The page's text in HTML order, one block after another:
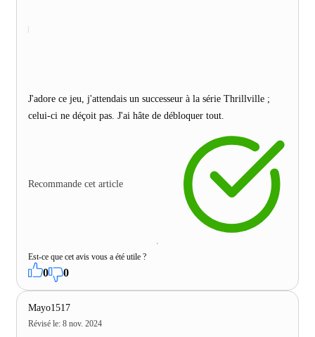
J'adore ce jeu, j'attendais un successeur à la série Thrillville ;
celui-ci ne déçoit pas. J'ai hâte de débloquer tout.
Recommande cet article
Est-ce que cet avis vous a été utile ?
0 0
Mayo1517
Révisé le: 8 nov. 2024